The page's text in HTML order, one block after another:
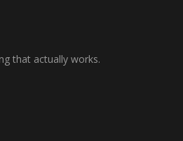
that actually works.